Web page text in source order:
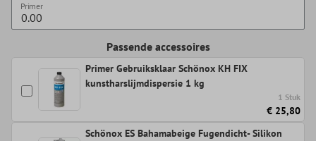
Primer
Passende accessoires
Primer Gebruiksklaar Schönox KH FIX
kunstharslijmdispersie 1 kg
1 Stuk
€ 25,80
Schönox ES Bahamabeige Fugendicht- Silikon